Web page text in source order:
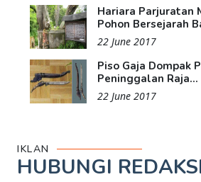
Hariara Parjuratan
Pohon Bersejarah
22 June 2017
Piso Gaja Dompak
Peninggalan Raja...
22 June 2017
IKLAN
HUBUNGI